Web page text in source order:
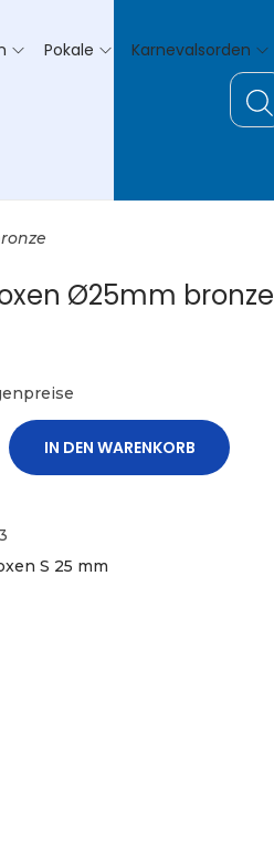
Pokale Karnevalsorden
Ø25mm bronze
IN DEN WARENKORB
S 25 mm